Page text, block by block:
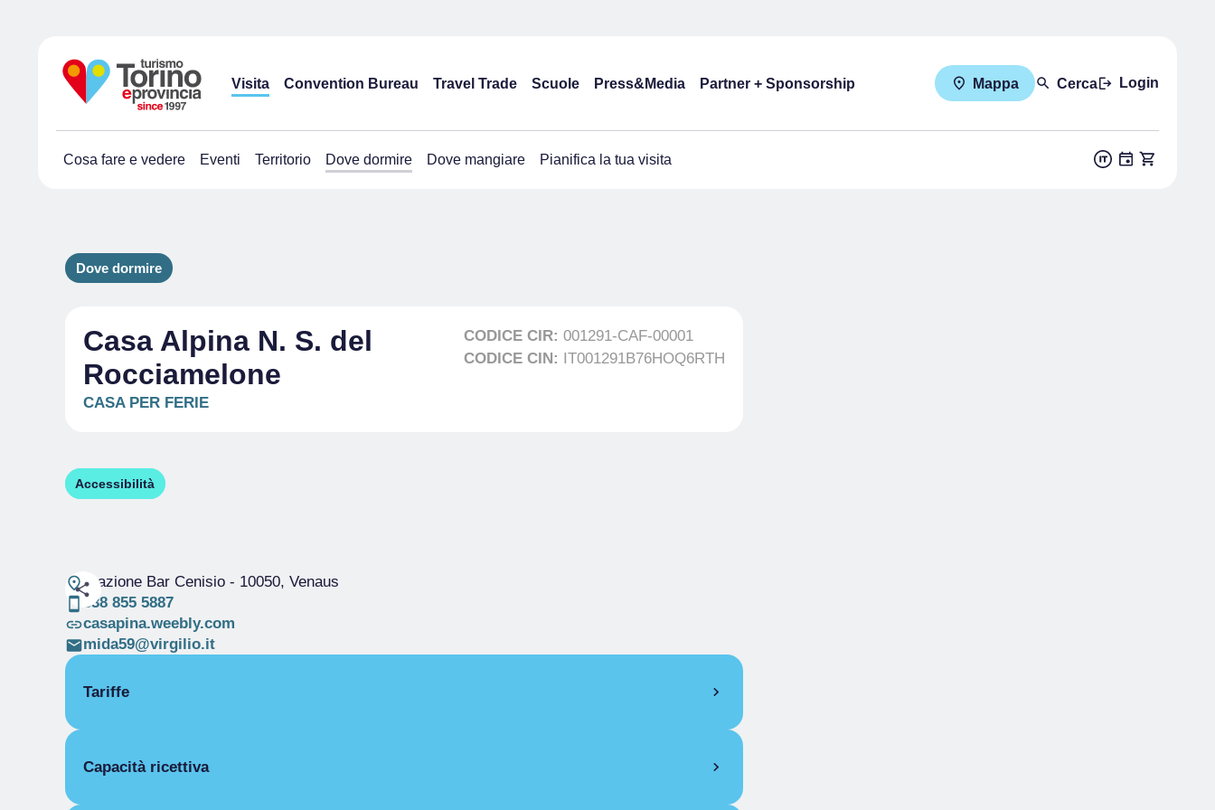
Visita Convention Bureau Travel Trade Scuole Press&Media Partner + Sponsorship Mappa Cerca Login
Cosa fare e vedere Eventi Territorio Dove dormire Dove mangiare Pianifica la tua visita
Dove dormire
Casa Alpina N. S. del
Rocciamelone
CASA PER FERIE
CODICE CIR: 001291-CAF-00001
CODICE CIN: IT001291B76HOQ6RTH
Accessibilità
Frazione Bar Cenisio - 10050, Venaus
338 855 5887
casapina.weebly.com
mida59@virgilio.it
Tariffe
Stagione unica
Capacità ricettiva